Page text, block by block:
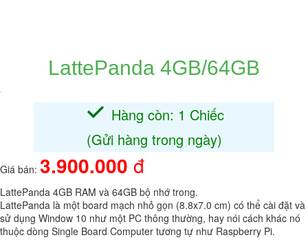
LattePanda 4GB/64GB
Hàng còn: 1 Chiếc
(Gửi hàng trong ngày)
Giá bán: 3.900.000 đ
LattePanda 4GB RAM và 64GB bộ nhớ trong.
LattePanda là một board mạch nhỏ gọn (8.8x7.0 cm) có thể cài đặt và
sử dụng Window 10 như một PC thông thường, hay nói cách khác nó
thuộc dòng Single Board Computer tương tự như Raspberry Pi.